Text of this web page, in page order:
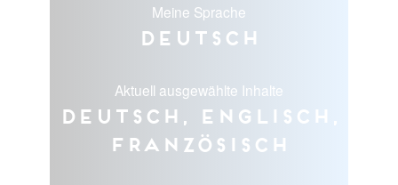
Meine Sprache
Deutsch
Aktuell ausgewählte Inhalte
Deutsch, Englisch,
Französisch